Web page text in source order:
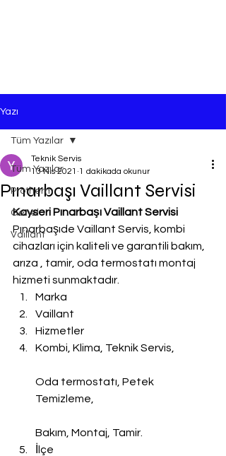
Yazı
Tüm Yazılar
Protherm
Genel
Vaillant
Tüm Yazılar
Pınarbaşı Vaillant Servisi
Teknik Servis
13 Nis 2021 1 dakikada okunur
Kayseri Pınarbaşı Vaillant Servisi
Pınarbaşıde Vaillant Servis, kombi
cihazları için kaliteli ve garantili bakım,
arıza , tamir, oda termostatı montaj
hizmeti sunmaktadır.
Marka
Vaillant
Hizmetler
Kombi, Klima, Teknik Servis,
Oda termostatı, Petek
Temizleme,
Bakım, Montaj, Tamir.
İlçe